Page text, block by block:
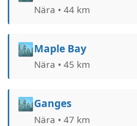
Nära • 44 km
🏙️Maple Bay
Nära • 45 km
🏙️Ganges
Nära • 47 km